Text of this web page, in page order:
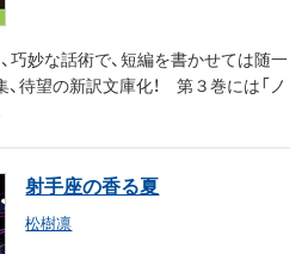
巧妙な話術で、短編を書かせては随一
待望の新訳文庫化！ 第３巻には「ノ
射手座の香る夏
松樹凛